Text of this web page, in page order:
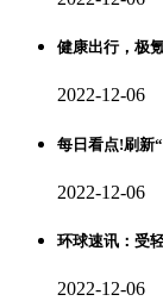
健康出行，极
2022-12-06
每日看点!刷新
2022-12-06
环球速讯：受
2022-12-06